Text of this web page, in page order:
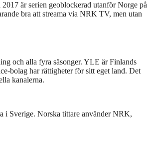
är serien geoblockerad utanför Norge på
bra att streama via NRK TV, men utan
och alla fyra säsonger. YLE är Finlands
bolag har rättigheter för sitt eget land. Det
kanalerna.
i Sverige. Norska tittare använder NRK,